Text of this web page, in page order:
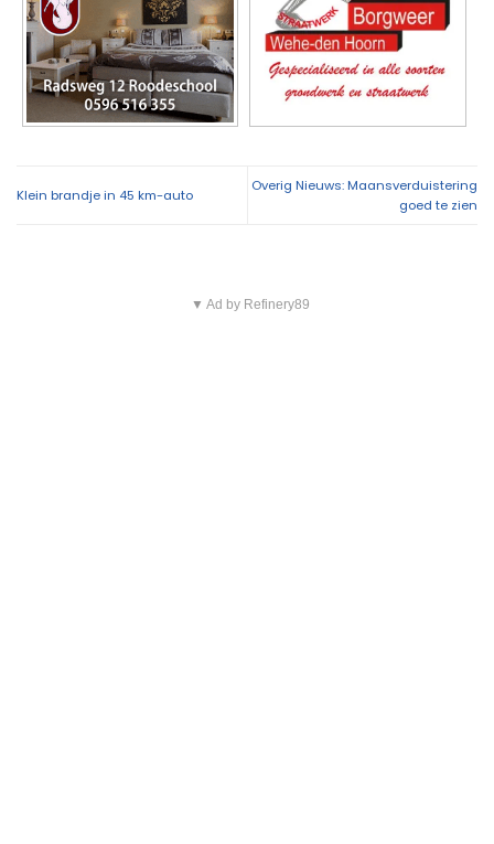
Klein brandje in 45 km-auto
Overig Nieuws: Maansverduistering
goed te zien
▼ Ad by Refinery89